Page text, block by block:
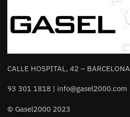
CALLE HOSPITAL, 42 – BARCELONA
93 301 1818 | info@gasel2000.com
© Gasel2000 2023